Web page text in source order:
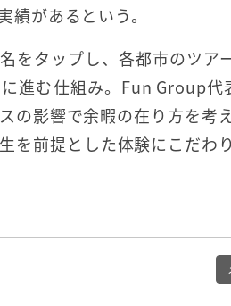
があるという。
をタップし、各都市のツア
進む仕組み。Fun Group
の影響で余暇の在り方を考
を前提とした体験にこだわ